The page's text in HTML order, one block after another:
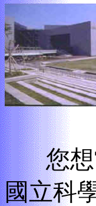
您想當
國立科